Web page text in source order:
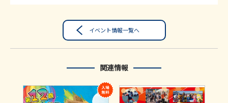
イベント情報一覧へ
関連情報